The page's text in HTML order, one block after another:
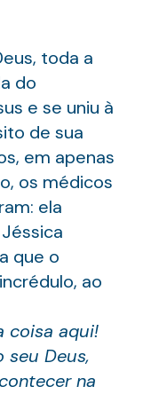
toda a
do
e se uniu à
de sua
em apenas
os médicos
ela
que o
ao
coisa aqui!
seu Deus,
na